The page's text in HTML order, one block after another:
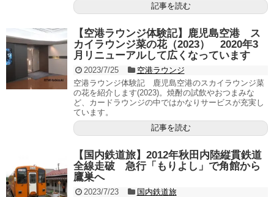
記事を読む
【空港ラウンジ体験記】鹿児島空港 ス
カイラウンジ菜の花（2023） 2020年3
月リニューアルして広くなっています
2023/7/25
空港ラウンジ
空港ラウンジ体験記 鹿児島空港のスカイラウンジ菜
の花を紹介します(2023)。焼酎の試飲やおつまみな
ど、カードラウンジの中ではかなりサービスが充実し
ています。
記事を読む
【国内鉄道旅】2012年秋田内陸縦貫鉄道
全線走破 急行「もりよし」で角館から
鷹巣へ
2023/7/23
国内鉄道旅